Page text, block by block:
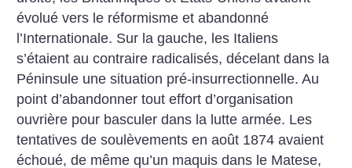
évolué vers le réformisme et abandonné
l’Internationale. Sur la gauche, les Italiens
s’étaient au contraire radicalisés, décelant dans la
Péninsule une situation pré-insurrectionnelle. Au
point d’abandonner tout effort d’organisation
ouvrière pour basculer dans la lutte armée. Les
tentatives de soulèvements en août 1874 avaient
échoué, de même qu’un maquis dans le Matese,